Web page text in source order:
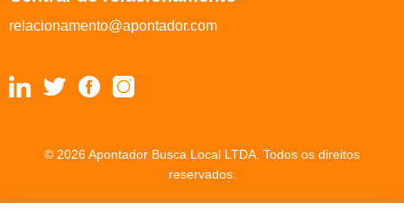
relacionamento@apontador.com
© 2026 Apontador Busca Local LTDA. Todos os direitos
reservados.